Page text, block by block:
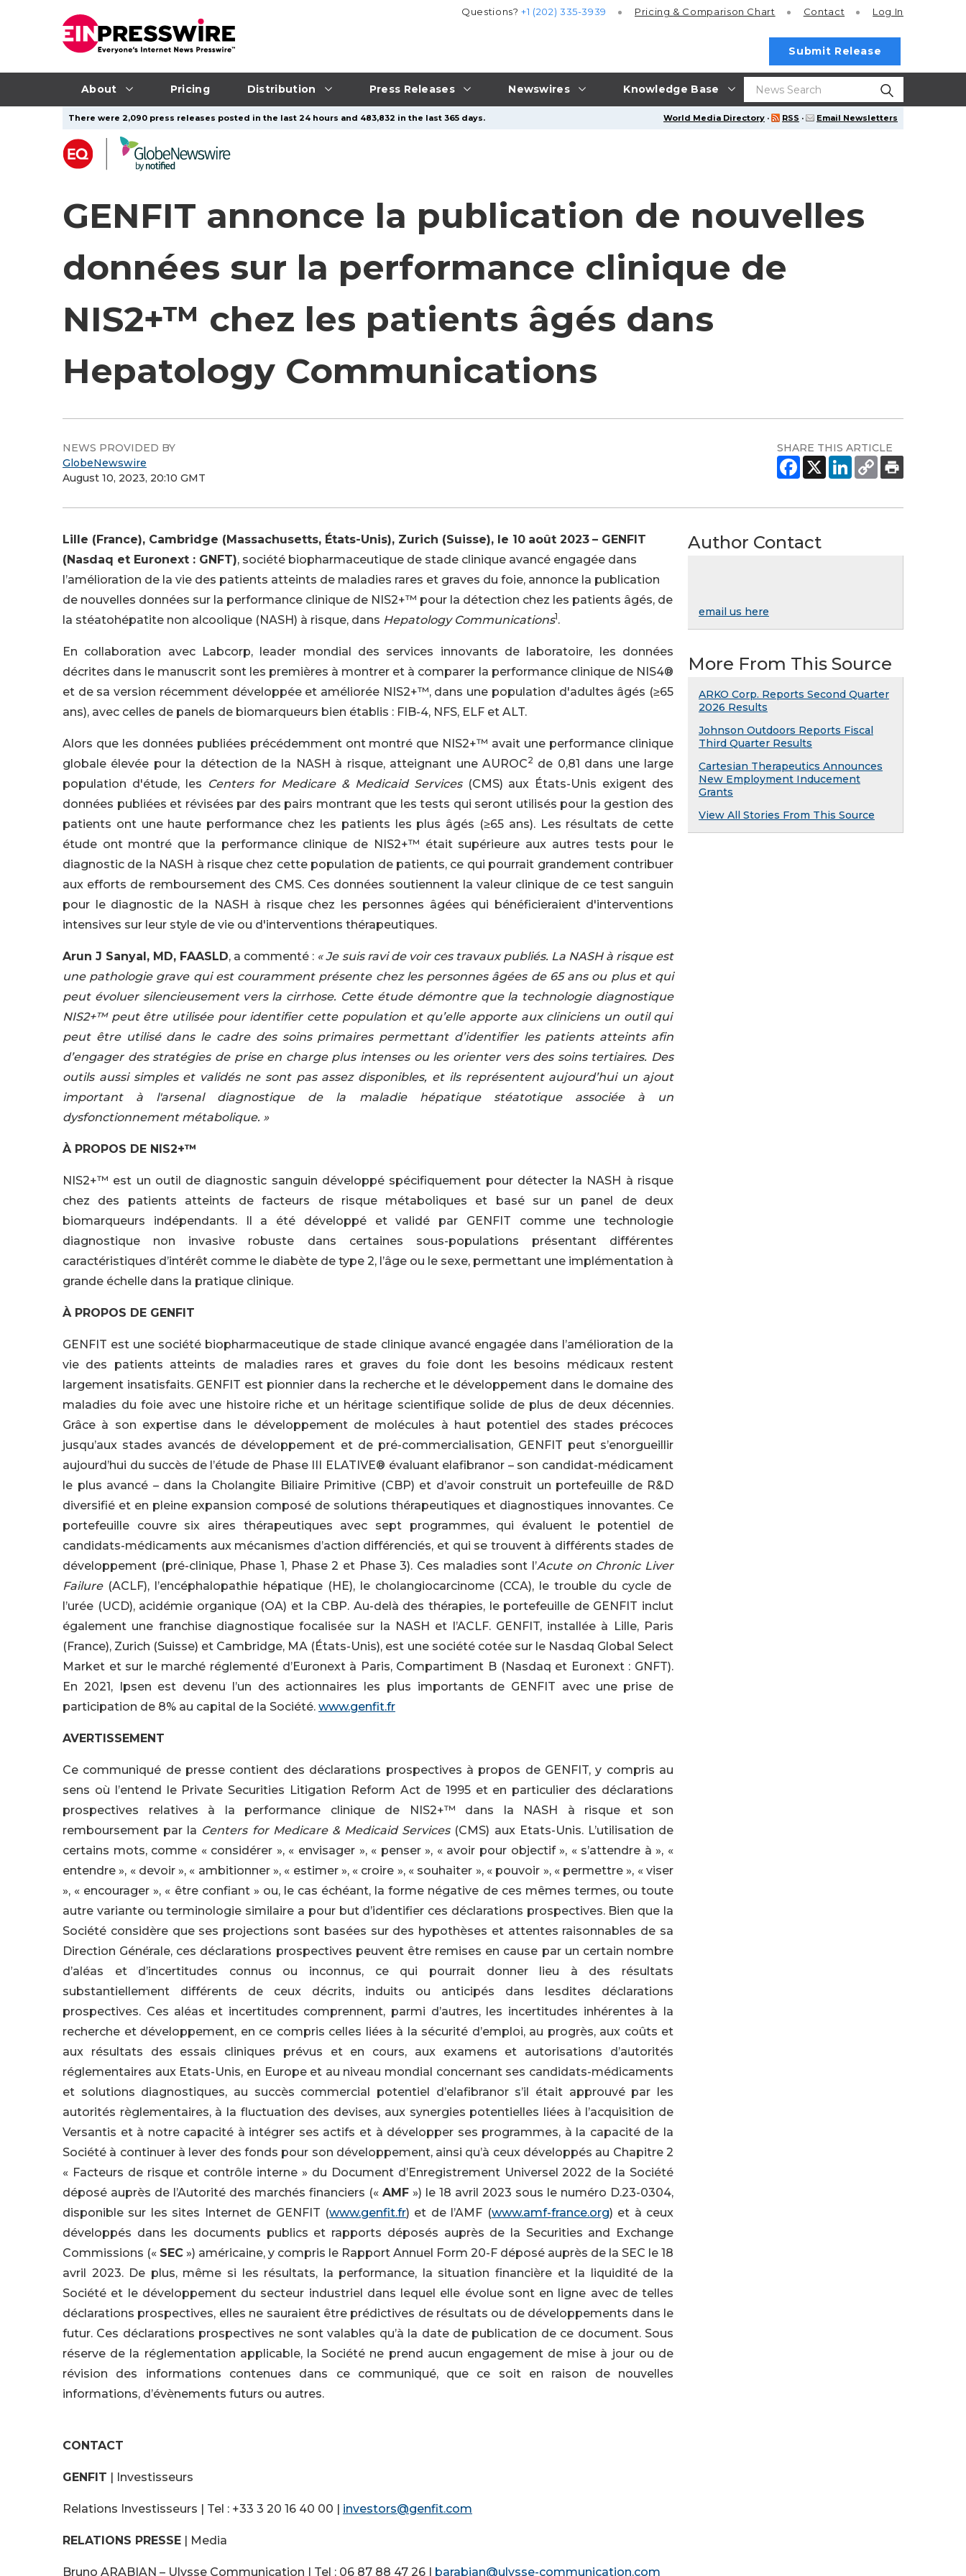
About Pricing Distribution Press Releases Newswires Knowledge Base
Questions?+1 (202) 335-3939 Pricing & Comparison Chart Contact Log In
Submit Release
World Media Directory · RSS · Email Newsletters
There were 2,090 press releases posted in the last 24 hours and 483,832 in the last 365 days.
GENFIT annonce la publication de nouvelles
données sur la performance clinique de
NIS2+™ chez les patients âgés dans
Hepatology Communications
NEWS PROVIDED BY
GlobeNewswire
August 10, 2023, 20:10 GMT
SHARE THIS ARTICLE
Lille (France), Cambridge (Massachusetts, États-Unis), Zurich (Suisse), le 10 août 2023 – GENFIT
(Nasdaq et Euronext : GNFT), société biopharmaceutique de stade clinique avancé engagée dans
l’amélioration de la vie des patients atteints de maladies rares et graves du foie, annonce la publication
de nouvelles données sur la performance clinique de NIS2+™ pour la détection chez les patients âgés, de
la stéatohépatite non alcoolique (NASH) à risque, dans HepatologyCommunications1.
En collaboration avec Labcorp, leader mondial des services innovants de laboratoire, les données
décrites dans le manuscrit sont les premières à montrer et à comparer la performance clinique de NIS4®
et de sa version récemment développée et améliorée NIS2+™, dans une population d'adultes âgés (≥65
ans), avec celles de panels de biomarqueurs bien établis : FIB-4, NFS, ELF et ALT.
Alors que les données publiées précédemment ont montré que NIS2+™ avait une performance clinique
globale élevée pour la détection de la NASH à risque, atteignant une AUROC2 de 0,81 dans une large
population d'étude, les Centers for Medicare & Medicaid Services(CMS) aux États-Unis exigent des
données publiées et révisées par des pairs montrant que les tests qui seront utilisés pour la gestion des
patients ont une haute performance chez les patients les plus âgés (≥65 ans). Les résultats de cette
étude ont montré que la performance clinique de NIS2+™ était supérieure aux autres tests pour le
diagnostic de la NASH à risque chez cette population de patients, ce qui pourrait grandement contribuer
aux efforts de remboursement des CMS. Ces données soutiennent la valeur clinique de ce test sanguin
pour le diagnostic de la NASH à risque chez les personnes âgées qui bénéficieraient d'interventions
intensives sur leur style de vie ou d'interventions thérapeutiques.
Arun J Sanyal, MD, FAASLD, a commenté : «Je suis ravi de voir ces travaux publiés. La NASH à risque est
une pathologie grave qui est couramment présente chez les personnes âgées de 65 ans ou plus et qui
peut évoluer silencieusement vers la cirrhose. Cette étude démontre que la technologie diagnostique
NIS2+™ peut être utiliséepour identifier cette population et qu’elle apporteaux cliniciens un outil qui
peut être utilisé dans le cadre des soins primaires permettant d’identifier les patients atteints afin
d’engager des stratégies de prise en charge plus intensesou les orienter vers des soins tertiaires. Des
outils aussi simpleset validés ne sont pasassezdisponibles, et ils représententaujourd’huiun ajout
important à l'arsenal diagnostique de la maladie hépatique stéatotiqueassociée à un
dysfonctionnement métabolique. »
À PROPOS DE NIS2+™
NIS2+™ est un outil de diagnostic sanguin développé spécifiquement pour détecter la NASH à risque
chez des patients atteints de facteurs de risque métaboliques et basé sur un panel de deux
biomarqueurs indépendants. Il a été développé et validé par GENFIT comme une technologie
diagnostique non invasive robuste dans certaines sous-populations présentant différentes
caractéristiques d’intérêt comme le diabète de type 2, l’âge ou le sexe, permettant une implémentation à
grande échelle dans la pratique clinique.
À PROPOS DE GENFIT
GENFIT est une société biopharmaceutique de stade clinique avancé engagée dans l’amélioration de la
vie des patients atteints de maladies rares et graves du foie dont les besoins médicaux restent
largement insatisfaits. GENFIT est pionnier dans la recherche et le développement dans le domaine des
maladies du foie avec une histoire riche et un héritage scientifique solide de plus de deux décennies.
Grâce à son expertise dans le développement de molécules à haut potentiel des stades précoces
jusqu’aux stades avancés de développement et de pré-commercialisation, GENFIT peut s’enorgueillir
aujourd’hui du succès de l’étude de Phase III ELATIVE® évaluant elafibranor – son candidat-médicament
le plus avancé – dans la Cholangite Biliaire Primitive (CBP) et d’avoir construit un portefeuille de R&D
diversifié et en pleine expansion composé de solutions thérapeutiques et diagnostiques innovantes. Ce
portefeuille couvre six aires thérapeutiques avec sept programmes, qui évaluent le potentiel de
candidats-médicaments aux mécanismes d’action différenciés, et qui se trouvent à différents stades de
développement (pré-clinique, Phase 1, Phase 2 et Phase 3). Ces maladies sont l’Acute on Chronic Liver
Failure (ACLF), l’encéphalopathie hépatique (HE), le cholangiocarcinome (CCA), le trouble du cycle de
l’urée (UCD), acidémie organique (OA) et la CBP. Au-delà des thérapies, le portefeuille de GENFIT inclut
également une franchise diagnostique focalisée sur la NASH et l’ACLF. GENFIT, installée à Lille, Paris
(France), Zurich (Suisse) et Cambridge, MA (États-Unis), est une société cotée sur le Nasdaq Global Select
Market et sur le marché réglementé d’Euronext à Paris, Compartiment B (Nasdaq et Euronext : GNFT).
En 2021, Ipsen est devenu l’un des actionnaires les plus importants de GENFIT avec une prise de
participation de 8% au capital de la Société. www.genfit.fr
AVERTISSEMENT
Ce communiqué de presse contient des déclarations prospectives à propos de GENFIT, y compris au
sens où l’entend le Private Securities Litigation Reform Act de 1995 et en particulier des déclarations
prospectives relatives à la performance clinique de NIS2+™ dans la NASH à risque et son
remboursement par la Centers for Medicare & Medicaid Services(CMS) aux Etats-Unis. L’utilisation de
certains mots, comme « considérer », « envisager », « penser », « avoir pour objectif », « s’attendre à », «
entendre », « devoir », « ambitionner », « estimer », « croire », « souhaiter », « pouvoir », « permettre », « viser
», « encourager », « être confiant » ou, le cas échéant, la forme négative de ces mêmes termes, ou toute
autre variante ou terminologie similaire a pour but d’identifier ces déclarations prospectives. Bien que la
Société considère que ses projections sont basées sur des hypothèses et attentes raisonnables de sa
Direction Générale, ces déclarations prospectives peuvent être remises en cause par un certain nombre
d’aléas et d’incertitudes connus ou inconnus, ce qui pourrait donner lieu à des résultats
substantiellement différents de ceux décrits, induits ou anticipés dans lesdites déclarations
prospectives. Ces aléas et incertitudes comprennent, parmi d’autres, les incertitudes inhérentes à la
recherche et développement, en ce compris celles liées à la sécurité d’emploi, au progrès, aux coûts et
aux résultats des essais cliniques prévus et en cours, aux examens et autorisations d’autorités
réglementaires aux Etats-Unis, en Europe et au niveau mondial concernant ses candidats-médicaments
et solutions diagnostiques, au succès commercial potentiel d’elafibranor s’il était approuvé par les
autorités règlementaires, à la fluctuation des devises, aux synergies potentielles liées à l’acquisition de
Versantis et à notre capacité à intégrer ses actifs et à développer ses programmes, à la capacité de la
Société à continuer à lever des fonds pour son développement, ainsi qu’à ceux développés au Chapitre 2
« Facteurs de risque et contrôle interne » du Document d’Enregistrement Universel 2022 de la Société
déposé auprès de l’Autorité des marchés financiers (« AMF ») le 18 avril 2023 sous le numéro D.23-0304,
disponible sur les sites Internet de GENFIT (www.genfit.fr) et de l’AMF (www.amf-france.org) et à ceux
développés dans les documents publics et rapports déposés auprès de la Securities and Exchange
Commissions (« SEC ») américaine, y compris le Rapport Annuel Form 20-F déposé auprès de la SEC le 18
avril 2023. De plus, même si les résultats, la performance, la situation financière et la liquidité de la
Société et le développement du secteur industriel dans lequel elle évolue sont en ligne avec de telles
déclarations prospectives, elles ne sauraient être prédictives de résultats ou de développements dans le
futur. Ces déclarations prospectives ne sont valables qu’à la date de publication de ce document. Sous
réserve de la réglementation applicable, la Société ne prend aucun engagement de mise à jour ou de
révision des informations contenues dans ce communiqué, que ce soit en raison de nouvelles
informations, d’évènements futurs ou autres.
CONTACT
GENFIT | Investisseurs
Relations Investisseurs | Tel : +33 3 20 16 40 00 | investors@genfit.com
RELATIONS PRESSE | Media
Bruno ARABIAN – Ulysse Communication | Tel : 06 87 88 47 26 | barabian@ulysse-communication.com
Author Contact
email us here
More From This Source
ARKO Corp. Reports Second Quarter
2026 Results
Johnson Outdoors Reports Fiscal
Third Quarter Results
Cartesian Therapeutics Announces
New Employment Inducement
Grants
View All Stories From This Source